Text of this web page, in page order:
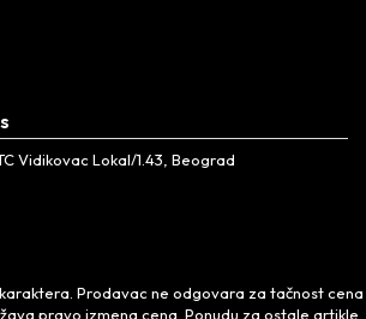
Vidikovac Lokal/1.43, Beograd
Prodavac ne odgovara za tačnost cena
pravo izmena cena. Ponudu za ostale artikle,